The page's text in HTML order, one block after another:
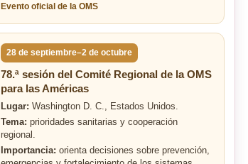
Evento oficial de la OMS
28 de septiembre–2 de octubre
78.ª sesión del Comité Regional de la OMS
para las Américas
Lugar: Washington D. C., Estados Unidos.
Tema: prioridades sanitarias y cooperación
regional.
Importancia: orienta decisiones sobre prevención,